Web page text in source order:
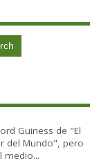
Guiness de "El
del Mundo", pero
medio...